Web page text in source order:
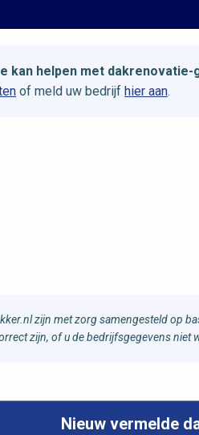
kan helpen met
of meld uw bedrijf hier aan.
zijn met zorg samengesteld op
zijn, of u de bedrijfsgegevens niet
Nieuw vermelde